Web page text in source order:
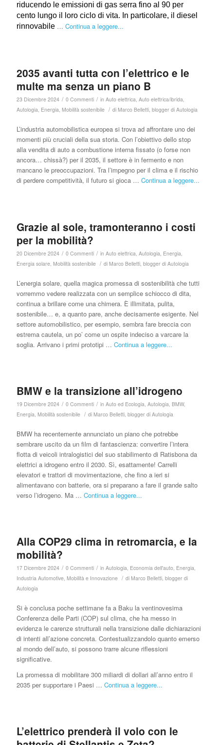
riducendo le emissioni di gas serra fino al 90 per
cento lungo il loro ciclo di vita. In particolare, il diesel
rinnovabile … Continua a leggere...
2035 avanti tutta con l’elettrico e le
multe ma senza un piano B
23 Dicembre 2024 / 0 Commenti / in Auto elettrica, Auto elettrica/ibrida,
Autologia, Energia, Mobilità sostenibile / di Marco Belletti, blogger di Autologia
L’industria automobilistica europea si trova ad affrontare uno dei
momenti più cruciali della sua storia. Con l’obiettivo dello stop
alla vendita di auto a combustione interna fissato (o forse non
ancora… chissà?) per il 2035, il settore è in fermento e non
mancano le preoccupazioni. Tra l’impegno per il clima e il rischio
di perdere competitività, il futuro si gioca … Continua a leggere...
Grazie al sole, tramonteranno i costi
per la mobilità?
20 Dicembre 2024 / 0 Commenti / in Auto elettrica Autologia Energia
Energia solare, Mobilità sostenibile / di Marco Belletti, blogger di Autologia
L’energia solare, quella magica promessa di sostenibilità che tutti
vorremmo vedere realizzata con un semplice schiocco di dita,
continua a brillare come una chimera. È illimitata, pulita,
sostenibile… e, a quanto pare, anche decisamente esigente. Nel
settore automobilistico, per esempio, sembra fare breccia con
estrema cautela, un po’ come un ospite indeciso a varcare la
soglia. Arrivano i primi prototipi … Continua a leggere...
BMW e la transizione all’idrogeno
19 Dicembre 2024 / 0 Commenti / in Auto ed Ecologia Autologia BMW,
Energia Mobilità sostenibile / di Marco Belletti, blogger di Autologia
BMW ha recentemente annunciato un piano che potrebbe
sembrare uscito da un film di fantascienza: convertire l’intera
flotta di veicoli intralogistici del suo stabilimento di Ratisbona da
elettrici a idrogeno entro il 2030. Sì, esattamente! Carrelli
elevatori e trattori di movimentazione, che fino a ieri si
alimentavano con batterie, ora si preparano a fare il grande salto
verso l’idrogeno. Ma … Continua a leggere...
Alla COP29 clima in retromarcia, e la
mobilità?
17 Dicembre 2024 / 0 Commenti / in Autologia Economia dell'auto, Energia
Industria Automotive, Mobilità e Innovazione / di Marco Belletti, blogger di
Autologia
Si è conclusa poche settimane fa a Baku la ventinovesima
Conferenza delle Parti (COP) sul clima, che ha messo in
evidenza le carenze strutturali nella transizione dalle dichiarazioni
di intenti all’azione concreta. Contestualizzandolo quanto emerso
al mondo dell’auto, si possono trarre alcune riflessioni
significative.
La promessa di mobilitare 300 miliardi di dollari all’anno entro il
2035 per supportare i Paesi … Continua a leggere...
L’elettrico prenderà il volo con le